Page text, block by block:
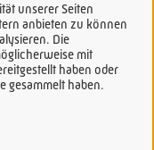
unserer Seiten
anbieten zu können
Die
mit
haben oder
gesammelt haben.